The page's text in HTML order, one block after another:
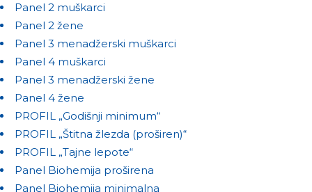
Panel 2 muškarci
Panel 2 žene
Panel 3 menadžerski muškarci
Panel 4 muškarci
Panel 3 menadžerski žene
Panel 4 žene
PROFIL „Godišnji minimum“
PROFIL „Štitna žlezda (proširen)“
PROFIL „Tajne lepote“
Panel Biohemija proširena
Panel Biohemija minimalna